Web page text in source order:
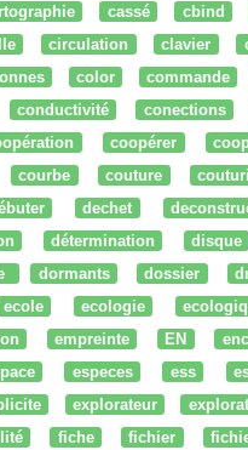
cassé cbind
circulation clavier
color commande
conductivité conections
coopérer
courbe couture
dechet
détermination disque
dormants dossier
ecole ecologie
empreinte EN
especes ess
explorateur
fiche fichier